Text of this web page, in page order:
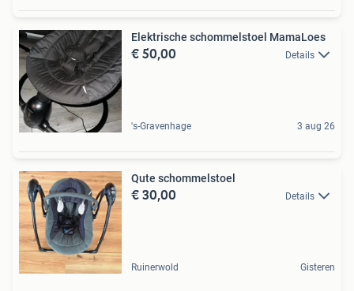
Elektrische schommelstoel MamaLoes
€ 50,00 Details
's-Gravenhage 3 aug 26
Qute schommelstoel
€ 30,00 Details
Ruinerwold Gisteren